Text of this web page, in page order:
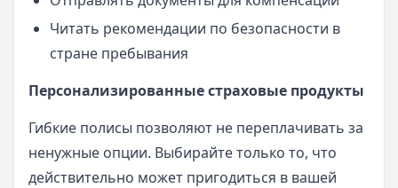
Читать рекомендации по безопасности в
стране пребывания
Персонализированные страховые продукты
Гибкие полисы позволяют не переплачивать за
ненужные опции. Выбирайте только то, что
действительно может пригодиться в вашей